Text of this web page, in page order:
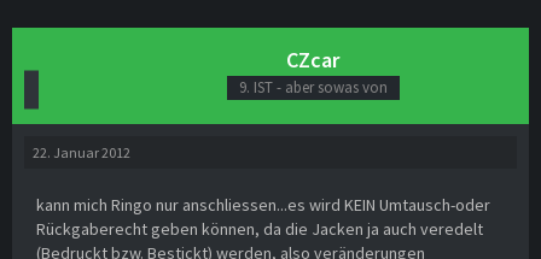
CZcar
9. IST - aber sowas von
22. Januar 2012
kann mich Ringo nur anschliessen...es wird KEIN Umtausch-oder
Rückgaberecht geben können, da die Jacken ja auch veredelt
(Bedruckt bzw. Bestickt) werden, also veränderungen